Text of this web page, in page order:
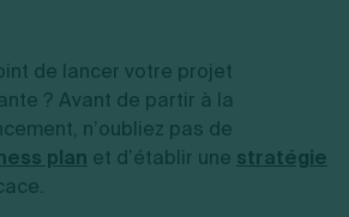
de lancer votre projet
? Avant de partir à la
n’oubliez pas de
plan et d’établir une stratégie